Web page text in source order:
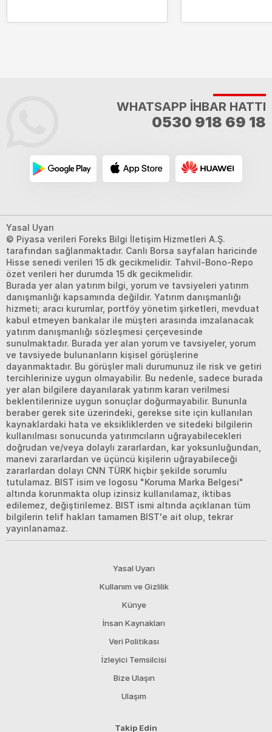
WHATSAPP İHBAR HATTI
0530 918 69 18
Yasal Uyarı
© Piyasa verileri Foreks Bilgi İletişim Hizmetleri A.Ş.
tarafından sağlanmaktadır. Canlı Borsa sayfaları haricinde
Hisse senedi verileri 15 dk gecikmelidir. Tahvil-Bono-Repo
özet verileri her durumda 15 dk gecikmelidir.
Burada yer alan yatırım bilgi, yorum ve tavsiyeleri yatırım
danışmanlığı kapsamında değildir. Yatırım danışmanlığı
hizmeti; aracı kurumlar, portföy yönetim şirketleri, mevduat
kabul etmeyen bankalar ile müşteri arasında imzalanacak
yatırım danışmanlığı sözleşmesi çerçevesinde
sunulmaktadır. Burada yer alan yorum ve tavsiyeler, yorum
ve tavsiyede bulunanların kişisel görüşlerine
dayanmaktadır. Bu görüşler mali durumunuz ile risk ve getiri
tercihlerinize uygun olmayabilir. Bu nedenle, sadece burada
yer alan bilgilere dayanılarak yatırım kararı verilmesi
beklentilerinize uygun sonuçlar doğurmayabilir. Bununla
beraber gerek site üzerindeki, gerekse site için kullanılan
kaynaklardaki hata ve eksikliklerden ve sitedeki bilgilerin
kullanılması sonucunda yatırımcıların uğrayabilecekleri
doğrudan ve/veya dolaylı zararlardan, kar yoksunluğundan,
manevi zararlardan ve üçüncü kişilerin uğrayabileceği
zararlardan dolayı CNN TÜRK hiçbir şekilde sorumlu
tutulamaz. BIST isim ve logosu "Koruma Marka Belgesi"
altında korunmakta olup izinsiz kullanılamaz, iktibas
edilemez, değiştirilemez. BIST ismi altında açıklanan tüm
bilgilerin telif hakları tamamen BIST'e ait olup, tekrar
yayınlanamaz.
Yasal Uyarı
Kullanım ve Gizlilik
Künye
İnsan Kaynakları
Veri Politikası
İzleyici Temsilcisi
Bize Ulaşın
Ulaşım
Takip Edin